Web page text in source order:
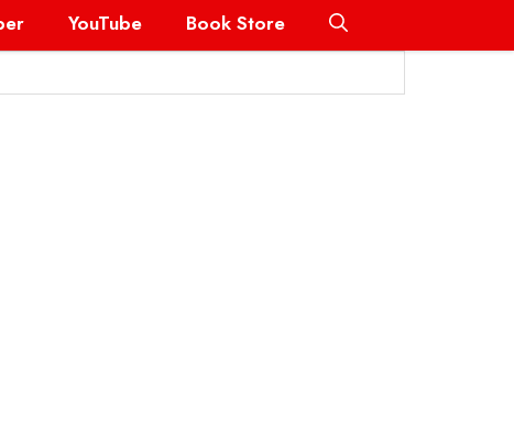
YouTube Book Store